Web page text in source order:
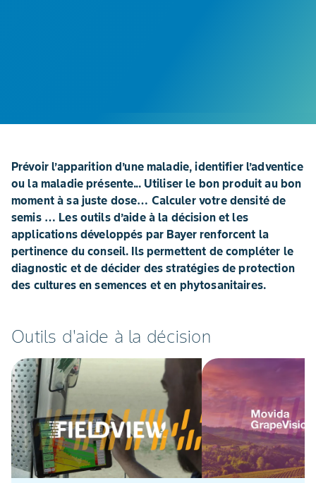
Prévoir l’apparition d’une maladie, identifier l’adventice
ou la maladie présente... Utiliser le bon produit au bon
moment à sa juste dose… Calculer votre densité de
semis … Les outils d’aide à la décision et les
applications développés par Bayer renforcent la
pertinence du conseil. Ils permettent de compléter le
diagnostic et de décider des stratégies de protection
des cultures en semences et en phytosanitaires.
Outils d'aide à la décision